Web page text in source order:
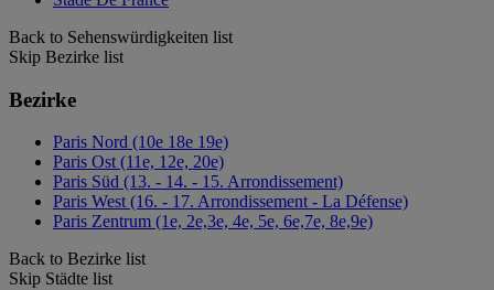
Back to Sehenswürdigkeiten list
Skip Bezirke list
Bezirke
Paris Nord (10e 18e 19e)
Paris Ost (11e, 12e, 20e)
Paris Süd (13. - 14. - 15. Arrondissement)
Paris West (16. - 17. Arrondissement - La Défense)
Paris Zentrum (1e, 2e,3e, 4e, 5e, 6e,7e, 8e,9e)
Back to Bezirke list
Skip Städte list